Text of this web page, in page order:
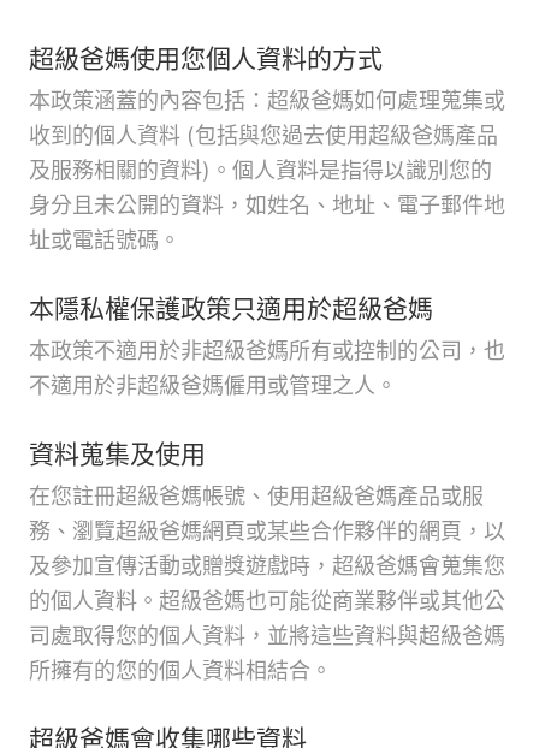
超級爸媽使用您個人資料的方式
本政策涵蓋的內容包括：超級爸媽如何處理蒐集或
收到的個人資料 (包括與您過去使用超級爸媽產品
及服務相關的資料)。個人資料是指得以識別您的
身分且未公開的資料，如姓名、地址、電子郵件地
址或電話號碼。
本隱私權保護政策只適用於超級爸媽
本政策不適用於非超級爸媽所有或控制的公司，也
不適用於非超級爸媽僱用或管理之人。
資料蒐集及使用
在您註冊超級爸媽帳號、使用超級爸媽產品或服
務、瀏覽超級爸媽網頁或某些合作夥伴的網頁，以
及參加宣傳活動或贈獎遊戲時，超級爸媽會蒐集您
的個人資料。超級爸媽也可能從商業夥伴或其他公
司處取得您的個人資料，並將這些資料與超級爸媽
所擁有的您的個人資料相結合。
超級爸媽會收集哪些資料